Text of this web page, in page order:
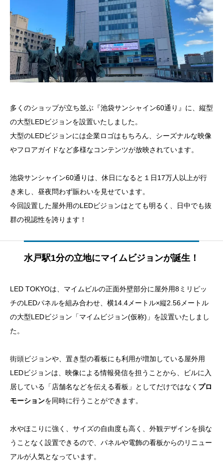
多くのショップが立ち並ぶ『池袋サンシャイン60通り』に、縦型
の大型LEDビジョンを設置いたしました。
大型のLEDビジョンには企業ロゴはもちろん、シーズナルな映像
やフロアガイドなど多様なコンテンツが放映されています。
池袋サンシャイン60通りは、休日になると１日17万人以上が行
き来し、昼夜問わず賑わいを見せています。
今回設置した屋外用のLEDビジョンはとても明るく、日中でも抜
群の視認性を誇ります！
水戸駅1分の立地にマイムビジョンが誕生！
LED TOKYOは、マイムビルの正面外壁部分に屋外用8ミリピッ
チのLEDパネルを組み合わせ、横14.4メートル×縦2.56メートル
の大型LEDビジョン「マイムビジョン(仮称)」を設置いたしまし
た。
街頭ビジョンや、置き型の看板にも利用が増加している屋外用
LEDビジョンは、映像による情報発信を担うことから、ビルに入
居している「店舗名などを伝える看板」としてだけではなく プロ
モーションを同時に行うことができます。
水やほこりに強く、サイズの自由度も高く、外観デザインを損な
うことなく設置できるので、パネルや電飾の看板からのリニュー
アルが人気となっています。